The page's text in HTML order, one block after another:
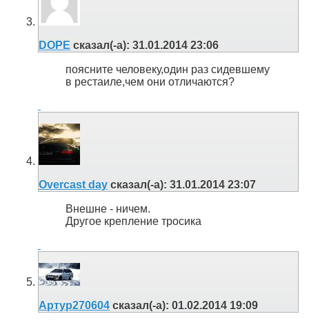
DOPE сказал(-а): 31.01.2014 23:06
поясните человеку,один раз сидевшему
в рестаиле,чем они отличаются?
Overcast day сказал(-а): 31.01.2014 23:07
Внешне - ничем.
Другое крепление тросика
Артур270604 сказал(-а): 01.02.2014 19:09